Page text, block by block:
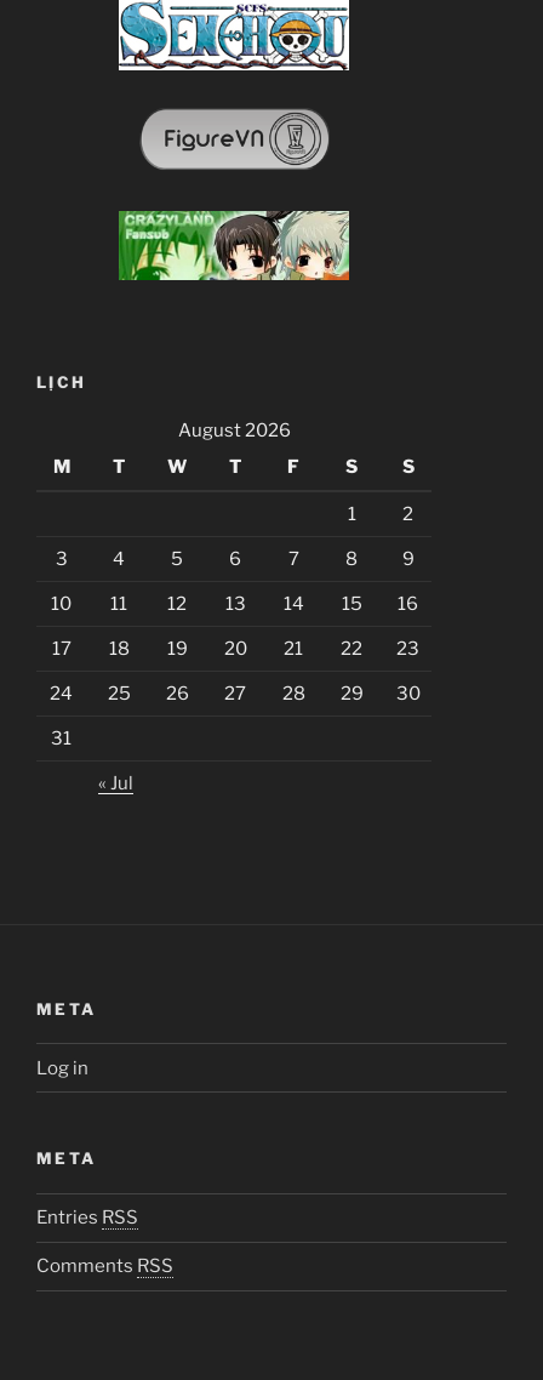
LỊCH
August 2026
M
T W T F S S
1 2
3 4 5 6 7 8 9
10 11 12 13 14 15 16
17 18 19 20 21 22 23
24 25 26 27 28 29 30
31
« Jul
META
Log in
META
Entries RSS
Comments RSS